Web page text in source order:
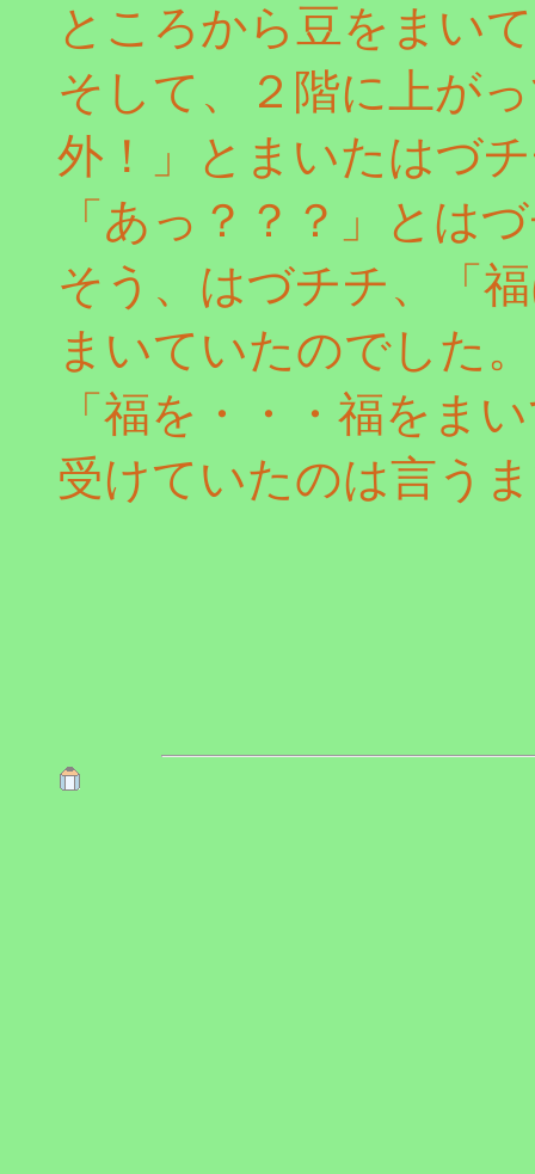
ところから豆をまい
そして、２階に上が
外！」とまいたはづ
「あっ？？？」とは
そう、はづチチ、「
まいていたのでした。
「福を・・・福をま
受けていたのは言う